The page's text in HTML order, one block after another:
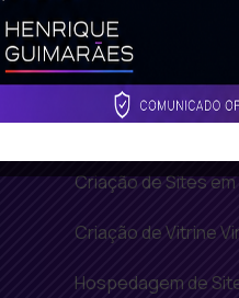
Criação de Landing
HGX
Criação de Loja
Criação de Sites
Criação de Vitrine
Hospedagem de